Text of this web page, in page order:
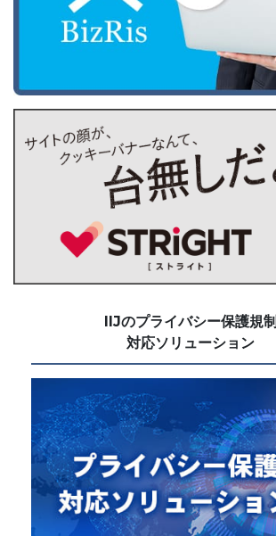
IIJのプライバシー保護規制
対応ソリューション